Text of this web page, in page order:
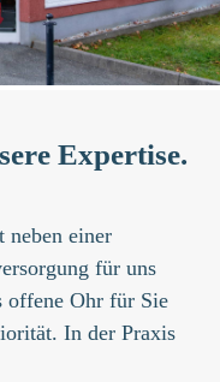
Expertise.
neben einer
für uns
offene Ohr für Sie
In der Praxis